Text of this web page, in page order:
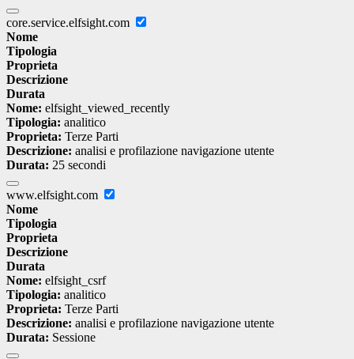
core.service.elfsight.com
Nome
Tipologia
Proprieta
Descrizione
Durata
Nome: elfsight_viewed_recently
Tipologia: analitico
Proprieta: Terze Parti
Descrizione: analisi e profilazione navigazione utente
Durata: 25 secondi
www.elfsight.com
Nome
Tipologia
Proprieta
Descrizione
Durata
Nome: elfsight_csrf
Tipologia: analitico
Proprieta: Terze Parti
Descrizione: analisi e profilazione navigazione utente
Durata: Sessione